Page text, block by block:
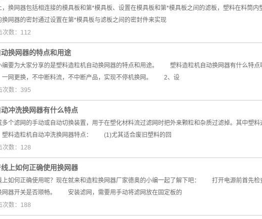
网器包括相连接的模具板和第*模具板、设置在模具板和第*模具板之间的滤板，塑料在料筒内
网器的密封通过设置在第*模具板与滤板之间的密封件来实现
数：112
换网器的特点和用途
要为大家分享的是塑料造粒机自动换网器的特点和用途。 塑料造粒机自动换网器有什么特
一网更换，不中断料流，不中断产品，实现不停机换网。 2、设
数：395
冲洗换网器有什么特点
滤网的手动或自动切换装置，用于在塑化材料流过滤网时把外来颗粒和杂质过滤掉。其中塑料
料造粒机自动冲洗换网器特点： (1)尤其适合废旧塑料的回
数：128
上如何正确使用换网器
何正确使用呢？现在就来和造粒换网器厂家德奥的小编一起了解下吧： 打开电源前首先检
网器开关是否顺畅。 安装滤网，需要用手动将滤网放在固定板的
数：188